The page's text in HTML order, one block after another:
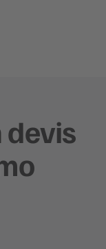
devis